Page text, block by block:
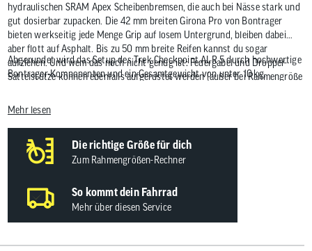
hydraulischen SRAM Apex Scheibenbremsen, die auch bei Nässe stark und
gut dosierbar zupacken. Die 42 mm breiten Girona Pro von Bontrager
bieten werkseitig jede Menge Grip auf losem Untergrund, bleiben dabei
aber flott auf Asphalt. Bis zu 50 mm breite Reifen kannst du sogar
aufziehen. Und wem das noch nicht genug ist: Federgabel und Dropper-
Sattelstütze können ebenfalls aufgerüstet werden (außer bei Rahmengröße
Abgerundet wird das Setup des Trek Checkpoint ALR 5 durch hochwertige
Bontrager-Komponenten und ein Gesamtgewicht von unter 10 kg.
Mehr lesen
Die richtige Größe für dich
Zum Rahmengrößen-Rechner
So kommt dein Fahrrad
Mehr über diesen Service